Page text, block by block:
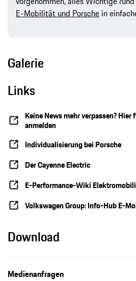
E-Mobilität und Porsche in
Galerie
Links
Keine News mehr verpassen?
anmelden
Individualisierung bei Porsche
Der Cayenne Electric
E-Performance-Wiki
Volkswagen Group: Info-Hub E-
Download
Medienanfragen